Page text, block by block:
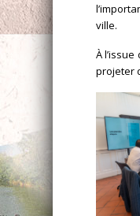
ville.
À
projeter